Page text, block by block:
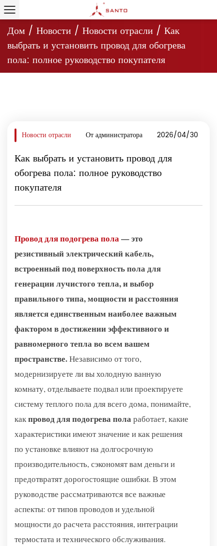
Дом / Новости / Новости отрасли / Как
выбрать и установить провод для обогрева
пола: полное руководство покупателя
Новости отрасли От администратора 2026/04/30
Как выбрать и установить провод для
обогрева пола: полное руководство
покупателя
Провод для подогрева пола— это
резистивный электрический кабель,
встроенный под поверхность пола для
генерации лучистого тепла, и выбор
правильного типа, мощности и расстояния
является единственным наиболее важным
фактором в достижении эффективного и
равномерного тепла во всем вашем
пространстве.Независимо от того,
модернизируете ли вы холодную ванную
комнату, отделываете подвал или проектируете
систему теплого пола для всего дома, понимайте,
какпровод для подогрева полаработает, какие
характеристики имеют значение и как решения
по установке влияют на долгосрочную
производительность, сэкономят вам деньги и
предотвратят дорогостоящие ошибки. В этом
руководстве рассматриваются все важные
аспекты: от типов проводов и удельной
мощности до расчета расстояния, интеграции
термостата и технического обслуживания.